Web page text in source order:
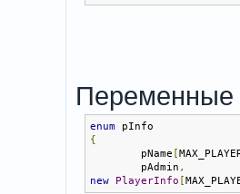
Переменные
enum pInfo
{
pName [
pAdmin ,
new
PlayerInfo [